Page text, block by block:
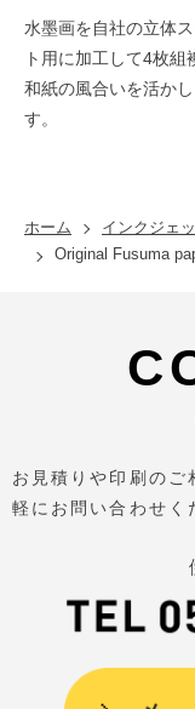
水墨画を自社の立体
ト用に加工して4枚組
和紙の風合いを活か
す。
ホーム インクジェ
Original Fusuma
お見積りや印刷のご
軽にお問い合わせく